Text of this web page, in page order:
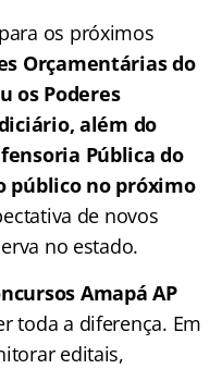
os próximos
Orçamentárias do
os Poderes
além do
Pública do
público no próximo
de novos
no estado.
Amapá AP
toda a diferença. Em
editais,